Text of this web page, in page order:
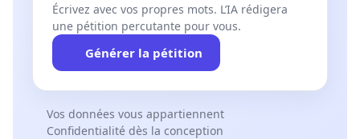
Écrivez avec vos propres mots. L’IA rédigera
une pétition percutante pour vous.
Générer la pétition
Vos données vous appartiennent
Confidentialité dès la conception